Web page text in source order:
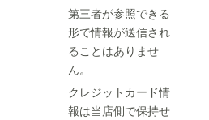
第三者が参照できる
形で情報が送信され
ることはありませ
ん。
クレジットカード情
報は当店側で保持せ